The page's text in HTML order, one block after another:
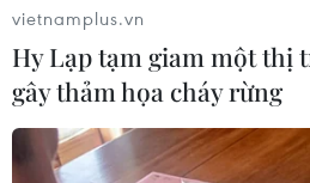
vietnamplus.vn
Hy Lạp tạm giam một thị
gây thảm họa cháy rừng